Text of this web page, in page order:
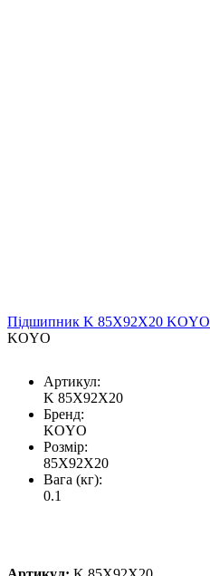
Підшипник K 85X92X20 KOYO
KOYO
Артикул:
K 85X92X20
Бренд:
KOYO
Розмір:
85X92X20
Вага (кг):
0.1